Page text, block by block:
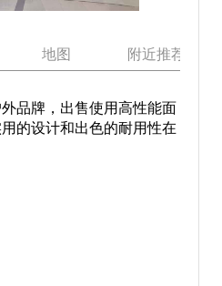
地图 附近推荐景点
品牌，出售使用高性能面
的设计和出色的耐用性在